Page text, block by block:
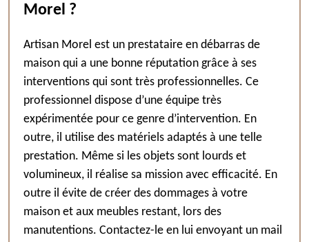
Morel ?
Artisan Morel est un prestataire en débarras de
maison qui a une bonne réputation grâce à ses
interventions qui sont très professionnelles. Ce
professionnel dispose d’une équipe très
expérimentée pour ce genre d’intervention. En
outre, il utilise des matériels adaptés à une telle
prestation. Même si les objets sont lourds et
volumineux, il réalise sa mission avec efficacité. En
outre il évite de créer des dommages à votre
maison et aux meubles restant, lors des
manutentions. Contactez-le en lui envoyant un mail